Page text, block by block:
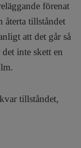
förenat
återta tillståndet
att det går så
inte skett en
tillståndet,